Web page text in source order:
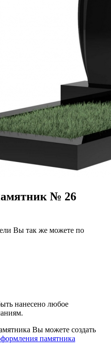
№ 26
Вы так же можете по
нанесено любое
Вы можете создать
памятника